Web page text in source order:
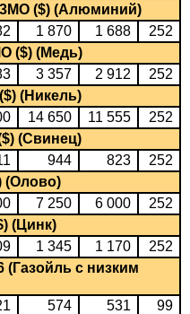
($) (Алюминий)
1 870 1 688
252
($) (Медь)
3 357 2 912
252
(Никель)
14 650 11 555
252
(Свинец)
944 823
252
(Олово)
7 250 6 000
252
(Цинк)
1 345 1 170
252
(Газойль с низким
574 531
99